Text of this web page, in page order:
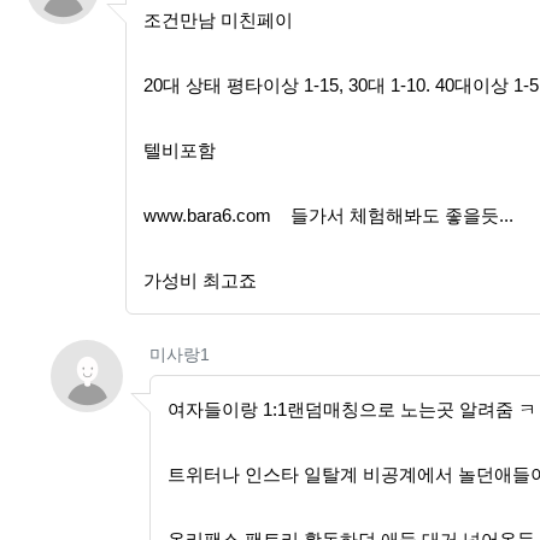
조건만남 미친페이
20대 상태 평타이상 1-15, 30대 1-10. 40대이상 1-5
텔비포함
www.bara6.com 들가서 체험해봐도 좋을듯...
가성비 최고죠
미사랑1님의
미사랑1
여자들이랑 1:1랜덤매칭으로 노는곳 알려줌 ㅋ
트위터나 인스타 일탈계 비공계에서 놀던애들